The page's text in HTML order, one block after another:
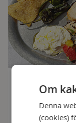
grillad ananas-
grapefruktsalsa
2 h + 40 min
Om
Denna
(cookies)